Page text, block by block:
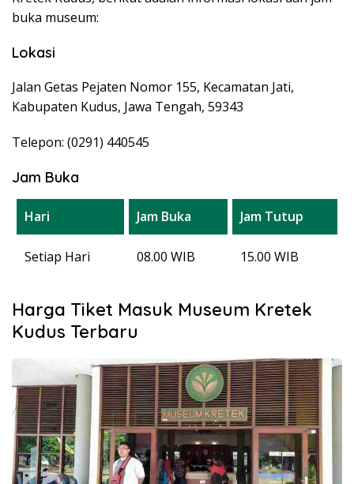
buka museum:
Lokasi
Jalan Getas Pejaten Nomor 155, Kecamatan Jati,
Kabupaten Kudus, Jawa Tengah, 59343
Telepon: (0291) 440545
Jam Buka
Hari Jam Buka Jam Tutup
Setiap Hari 08.00 WIB 15.00 WIB
Harga Tiket Masuk Museum Kretek
Kudus Terbaru